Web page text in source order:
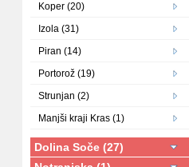
Koper (20)
Izola (31)
Piran (14)
Portorož (19)
Strunjan (2)
Manjši kraji Kras (1)
Dolina Soče (27)